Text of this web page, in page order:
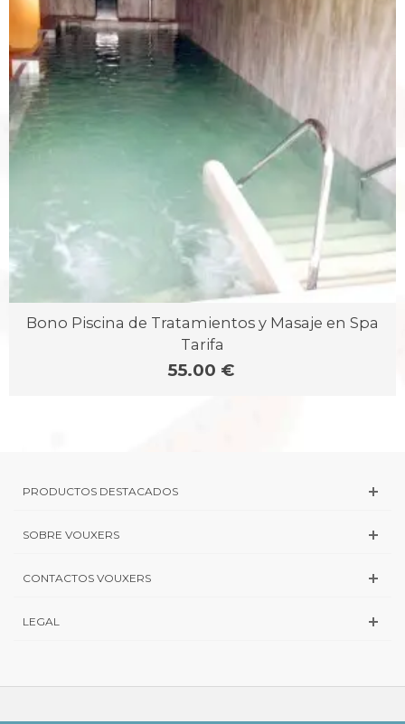
Bono Piscina de Tratamientos y Masaje en Spa
Tarifa
55.00 €
PRODUCTOS DESTACADOS
SOBRE VOUXERS
CONTACTOS VOUXERS
LEGAL